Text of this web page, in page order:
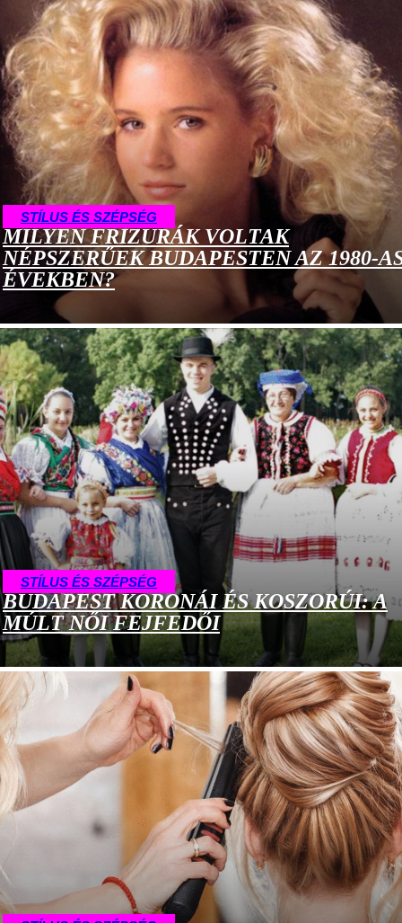
STÍLUS ÉS SZÉPSÉG
MILYEN FRIZURÁK VOLTAK
NÉPSZERŰEK BUDAPESTEN AZ 1980-
ÉVEKBEN?
STÍLUS ÉS SZÉPSÉG
BUDAPEST KORONÁI ÉS KOSZORÚI: A
MÚLT NŐI FEJFEDŐI